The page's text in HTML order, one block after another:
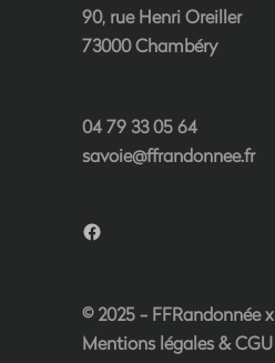
90, rue Henri Oreiller
73000 Chambéry
04 79 33 05 64
savoie@ffrandonnee.fr
Facebook
© 2025 - FFRandonnée x
Mentions légales & CGU